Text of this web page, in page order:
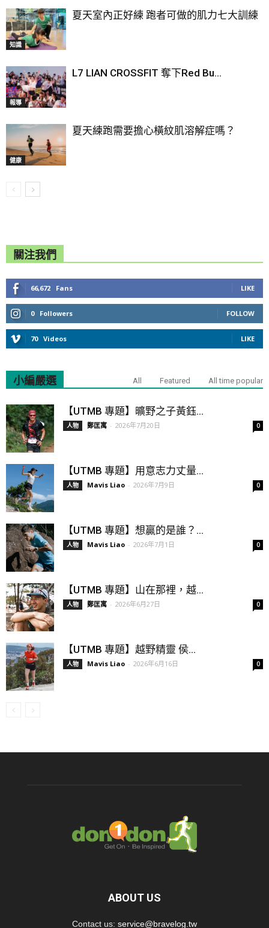
知識
夏天室內正好練 跑者可做的肌力七大訓練
報導
L7 LIAN CROSSFIT 奪下Red Bu...
健康
夏天練跑需要擔心橫紋肌溶解症嗎？
關注我們
66,672 Fans LIKE
0 Followers FOLLOW
70 Videos LIKE
小編嚴選 All Featured All time popular
【UTMB 專題】曠野之子黃鈺...
人物 鄭匡寓 - 2026年7月20日 0
【UTMB 專題】用意志力丈量...
人物 Mavis Liao - 2026年7月9日 0
【UTMB 專題】想贏的是誰？...
人物 Mavis Liao - 2026年7月1日 0
【UTMB 專題】山在那裡，越...
人物 鄭匡寓 - 2026年6月27日 0
【UTMB 專題】越野精靈 侯...
人物 Mavis Liao - 2026年6月16日 0
ABOUT US
Contact us: service@bravelog.tw